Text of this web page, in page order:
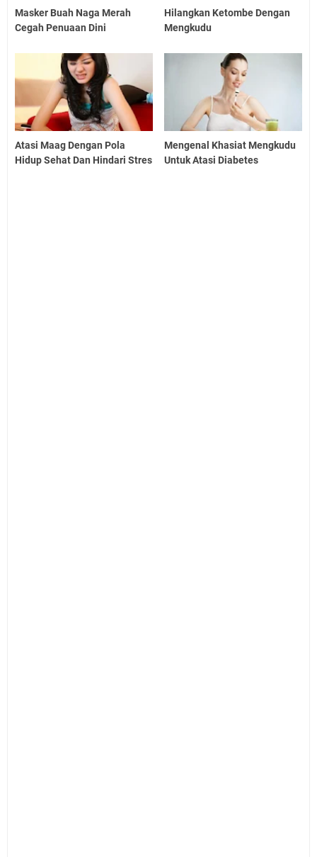
Masker Buah Naga Merah
Cegah Penuaan Dini
Hilangkan Ketombe Dengan
Mengkudu
Atasi Maag Dengan Pola
Hidup Sehat Dan Hindari Stres
Mengenal Khasiat Mengkudu
Untuk Atasi Diabetes